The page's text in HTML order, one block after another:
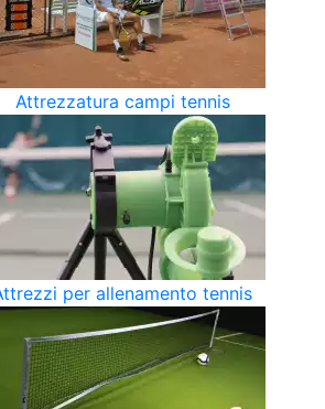
Attrezzatura campi tennis
per allenamento tennis